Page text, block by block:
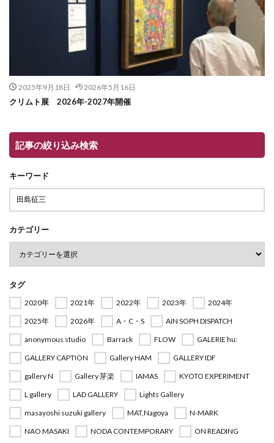
2025年9月18日 2026年5月16日
クリムト展 2026年-2027年開催
記事の絞り込み検索
キーワード
カテゴリー
タグ
2020年 2021年 2022年 2023年
2024年
2025年
2026年 A・C・S
AIN SOPH DISPATCH
anonymous studio
Barrack FLOW
GALERIE hu:
GALLERY CAPTION
Gallery HAM
GALLERY IDF
gallery N
Gallery 芽楽 IAMAS
KYOTO EXPERIMENT
L gallery
LAD GALLERY
Lights Gallery
masayoshi suzuki gallery
MAT,Nagoya
N-MARK
NAO MASAKI
NODA CONTEMPORARY
ON READING